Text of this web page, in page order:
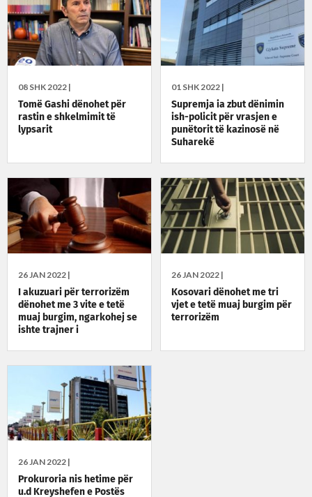
08 SHK 2022 |
Tomë Gashi dënohet për
rastin e shkelmimit të
lypsarit
01 SHK 2022 |
Supremja ia zbut dënimin
ish-policit për vrasjen e
punëtorit të kazinosë në
Suharekë
26 JAN 2022 |
I akuzuari për terrorizëm
dënohet me 3 vite e tetë
muaj burgim, ngarkohej se
ishte trajner i
26 JAN 2022 |
Kosovari dënohet me tri
vjet e tetë muaj burgim për
terrorizëm
26 JAN 2022 |
Prokuroria nis hetime për
u.d Kreyshefen e Postës